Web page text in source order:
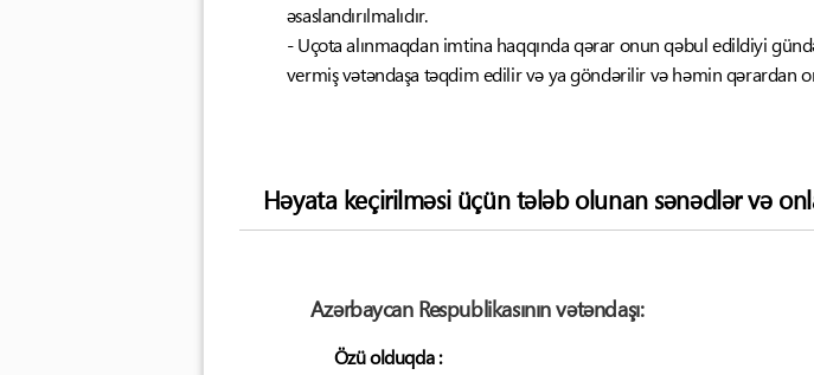
əsaslandırılmalıdır.
- Uçota alınmaqdan imtina haqqında qərar onun qəbul edildiyi
vermiş vətəndaşa təqdim edilir və ya göndərilir və həmin qərardan
Həyata keçirilməsi üçün tələb olunan sənədlər və
Azərbaycan Respublikasının vətəndaşı:
Özü olduqda :